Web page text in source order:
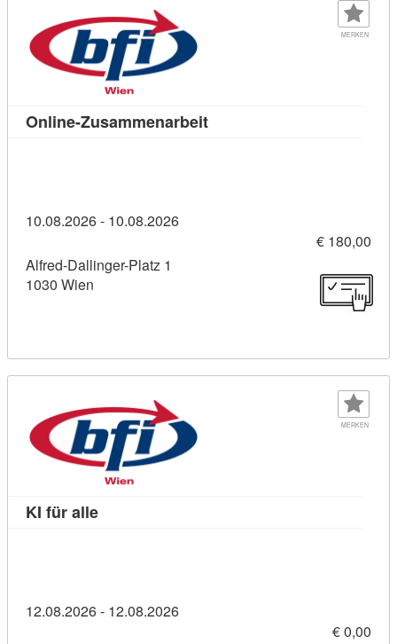
MERKEN
Online-ZusammenarbeitKursdetail: Online-
10.08.2026 - 10.08.2026
€ 180,00
Alfred-Dallinger-Platz 1
1030 Wien
MERKEN
KI für alleKursdetail: KI für alle (11455912)
12.08.2026 - 12.08.2026
€ 0,00